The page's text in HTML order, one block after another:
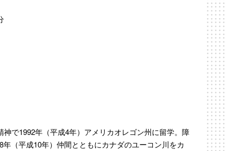
で1992年（平成4年）アメリカオレゴン州に留学。障
（平成10年）仲間とともにカナダのユーコン川をカ